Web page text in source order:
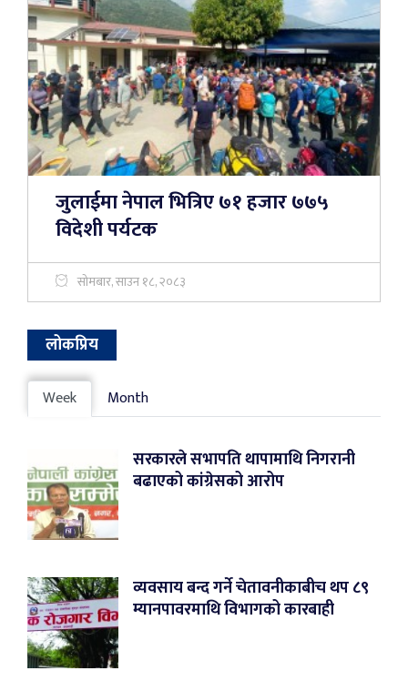
जुलाईमा नेपाल भित्रिए ७१ हजार ७७५
विदेशी पर्यटक
सोमबार, साउन १८, २०८३
लोकप्रिय
Week Month
सरकारले सभापति थापामाथि निगरानी
बढाएको कांग्रेसको आरोप
व्यवसाय बन्द गर्ने चेतावनीकाबीच थप ८९
म्यानपावरमाथि विभागको कारबाही